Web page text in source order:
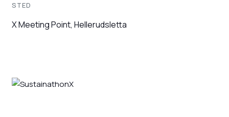
STED
X Meeting Point, Hellerudsletta